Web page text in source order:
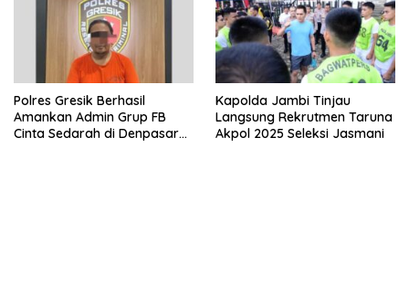
Polres Gresik Berhasil
Amankan Admin Grup FB
Cinta Sedarah di Denpasar
Kapolda Jambi Tinjau
Langsung Rekrutmen Taruna
Akpol 2025 Seleksi Jasmani